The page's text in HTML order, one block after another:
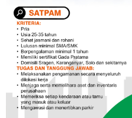
Loker Canvasser di PT